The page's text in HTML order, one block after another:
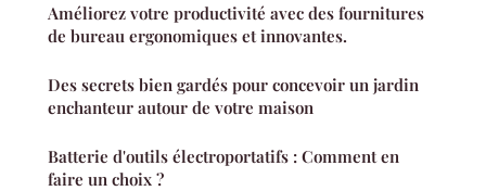
Améliorez votre productivité avec des fournitures
de bureau ergonomiques et innovantes.
Des secrets bien gardés pour concevoir un jardin
enchanteur autour de votre maison
Batterie d'outils électroportatifs : Comment en
faire un choix ?